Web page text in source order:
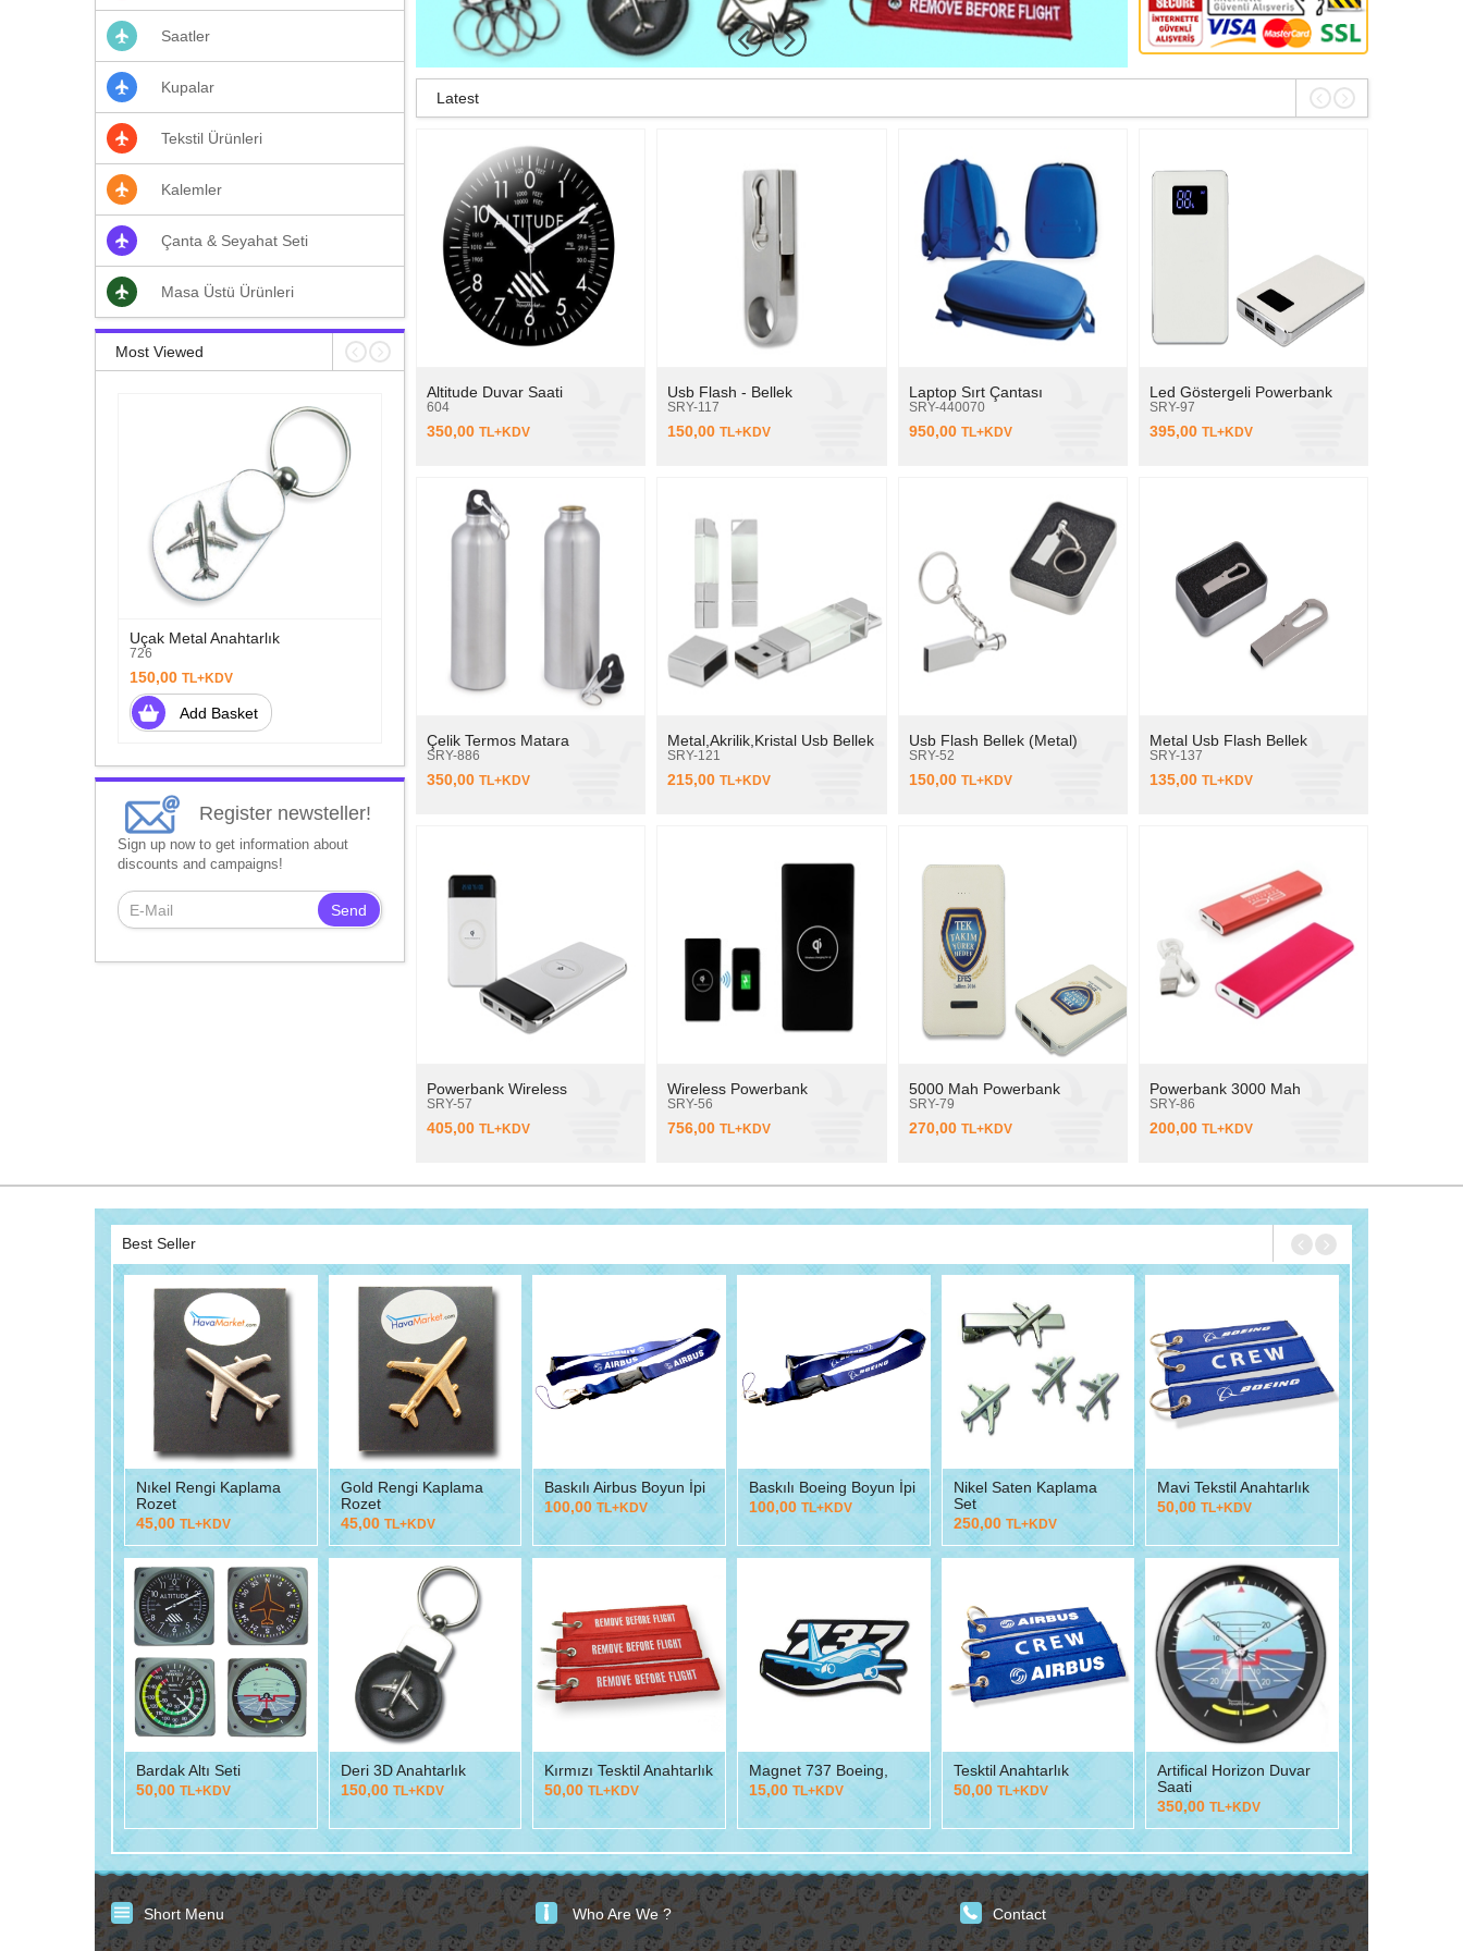
Mousepadler
Bardak Altı
Saatler
Duvar Saatleri
Buzdolabı Saatleri
Kupalar
Tekstil Ürünleri
Kalemler
Çanta & Seyahat Seti
Masa Üstü Ürünleri
Most Viewed
Uçak Metal Anahtarlık
726
150,00 TL+KDV
Add Basket
Register newsteller!
Sign up now to get information about
discounts and campaigns!
Send
Latest
Altitude Duvar Saati
604
350,00 TL+KDV
Usb Flash - Bellek
SRY-117
150,00TL+KDV
Laptop Sırt Çantası
SRY-440070
950,00 TL+KDV
Led Göstergeli Powerbank
SRY-97
395,00 TL+KDV
Çelik Termos Matara
SRY-886
350,00 TL+KDV
Metal,Akrilik,Kristal Usb Bellek
SRY-121
215,00TL+KDV
Usb Flash Bellek (Metal)
SRY-52
150,00 TL+KDV
Metal Usb Flash Bellek
SRY-137
135,00 TL+KDV
Powerbank Wireless
SRY-57
405,00 TL+KDV
Wireless Powerbank
SRY-56
756,00TL+KDV
5000 Mah Powerbank
SRY-79
270,00 TL+KDV
Powerbank 3000 Mah
SRY-86
200,00 TL+KDV
Best Seller
Nıkel Rengi Kaplama
Rozet
45,00 TL+KDV
Gold Rengi Kaplama
Rozet
45,00 TL+KDV
Baskılı Airbus Boyun İpi
100,00TL+KDV
Baskılı Boeing Boyun İpi
100,00 TL+KDV
Nikel Saten Kaplama
Set
250,00 TL+KDV
Mavi Tekstil Anahtarlık
50,00TL+KDV
Bardak Altı Seti
50,00 TL+KDV
Deri 3D Anahtarlık
150,00 TL+KDV
Kırmızı Tesktil Anahtarlık
50,00TL+KDV
Magnet 737 Boeing,
15,00 TL+KDV
Tesktil Anahtarlık
50,00 TL+KDV
Artifical Horizon Duvar
Saati
350,00TL+KDV
Short Menu Who Are We ? Contact